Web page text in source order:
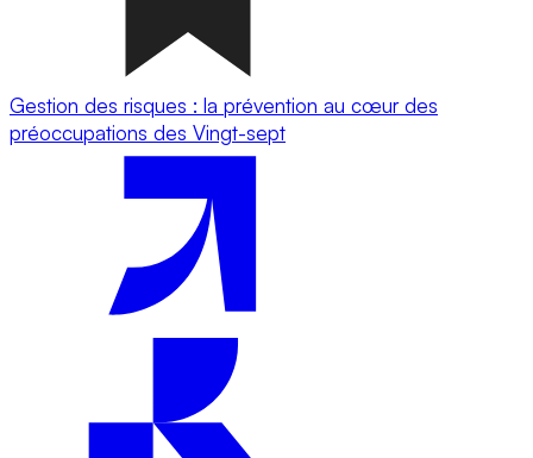
Gestion des risques : la prévention au cœur des
préoccupations des Vingt-sept